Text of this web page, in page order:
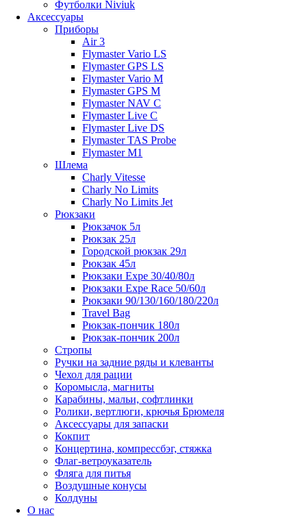
Футболки Niviuk
Аксессуары
Приборы
Air 3
Flymaster Vario LS
Flymaster GPS LS
Flymaster Vario M
Flymaster GPS M
Flymaster NAV C
Flymaster Live C
Flymaster Live DS
Flymaster TAS Probe
Flymaster M1
Шлема
Charly Vitesse
Charly No Limits
Charly No Limits Jet
Рюкзаки
Рюкзачок 5л
Рюкзак 25л
Городской рюкзак 29л
Рюкзак 45л
Рюкзаки Expe 30/40/80л
Рюкзаки Expe Race 50/60л
Рюкзаки 90/130/160/180/220л
Travel Bag
Рюкзак-пончик 180л
Рюкзак-пончик 200л
Стропы
Ручки на задние ряды и клеванты
Чехол для рации
Коромысла, магниты
Карабины, мальи, софтлинки
Ролики, вертлюги, крючья Брюмеля
Аксессуары для запаски
Кокпит
Концертина, компрессбэг, стяжка
Флаг-ветроуказатель
Фляга для питья
Воздушные конусы
Колдуны
О нас